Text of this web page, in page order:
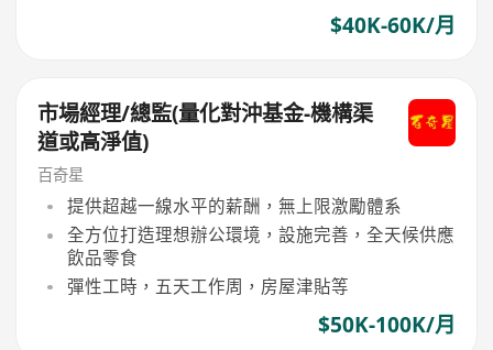
$40K-60K/月
市場經理/總監(量化對沖基金-機構渠
道或高淨值)
百奇星
提供超越一線水平的薪酬，無上限激勵體系
全方位打造理想辦公環境，設施完善，全天候供應
飲品零食
彈性工時，五天工作周，房屋津貼等
$50K-100K/月